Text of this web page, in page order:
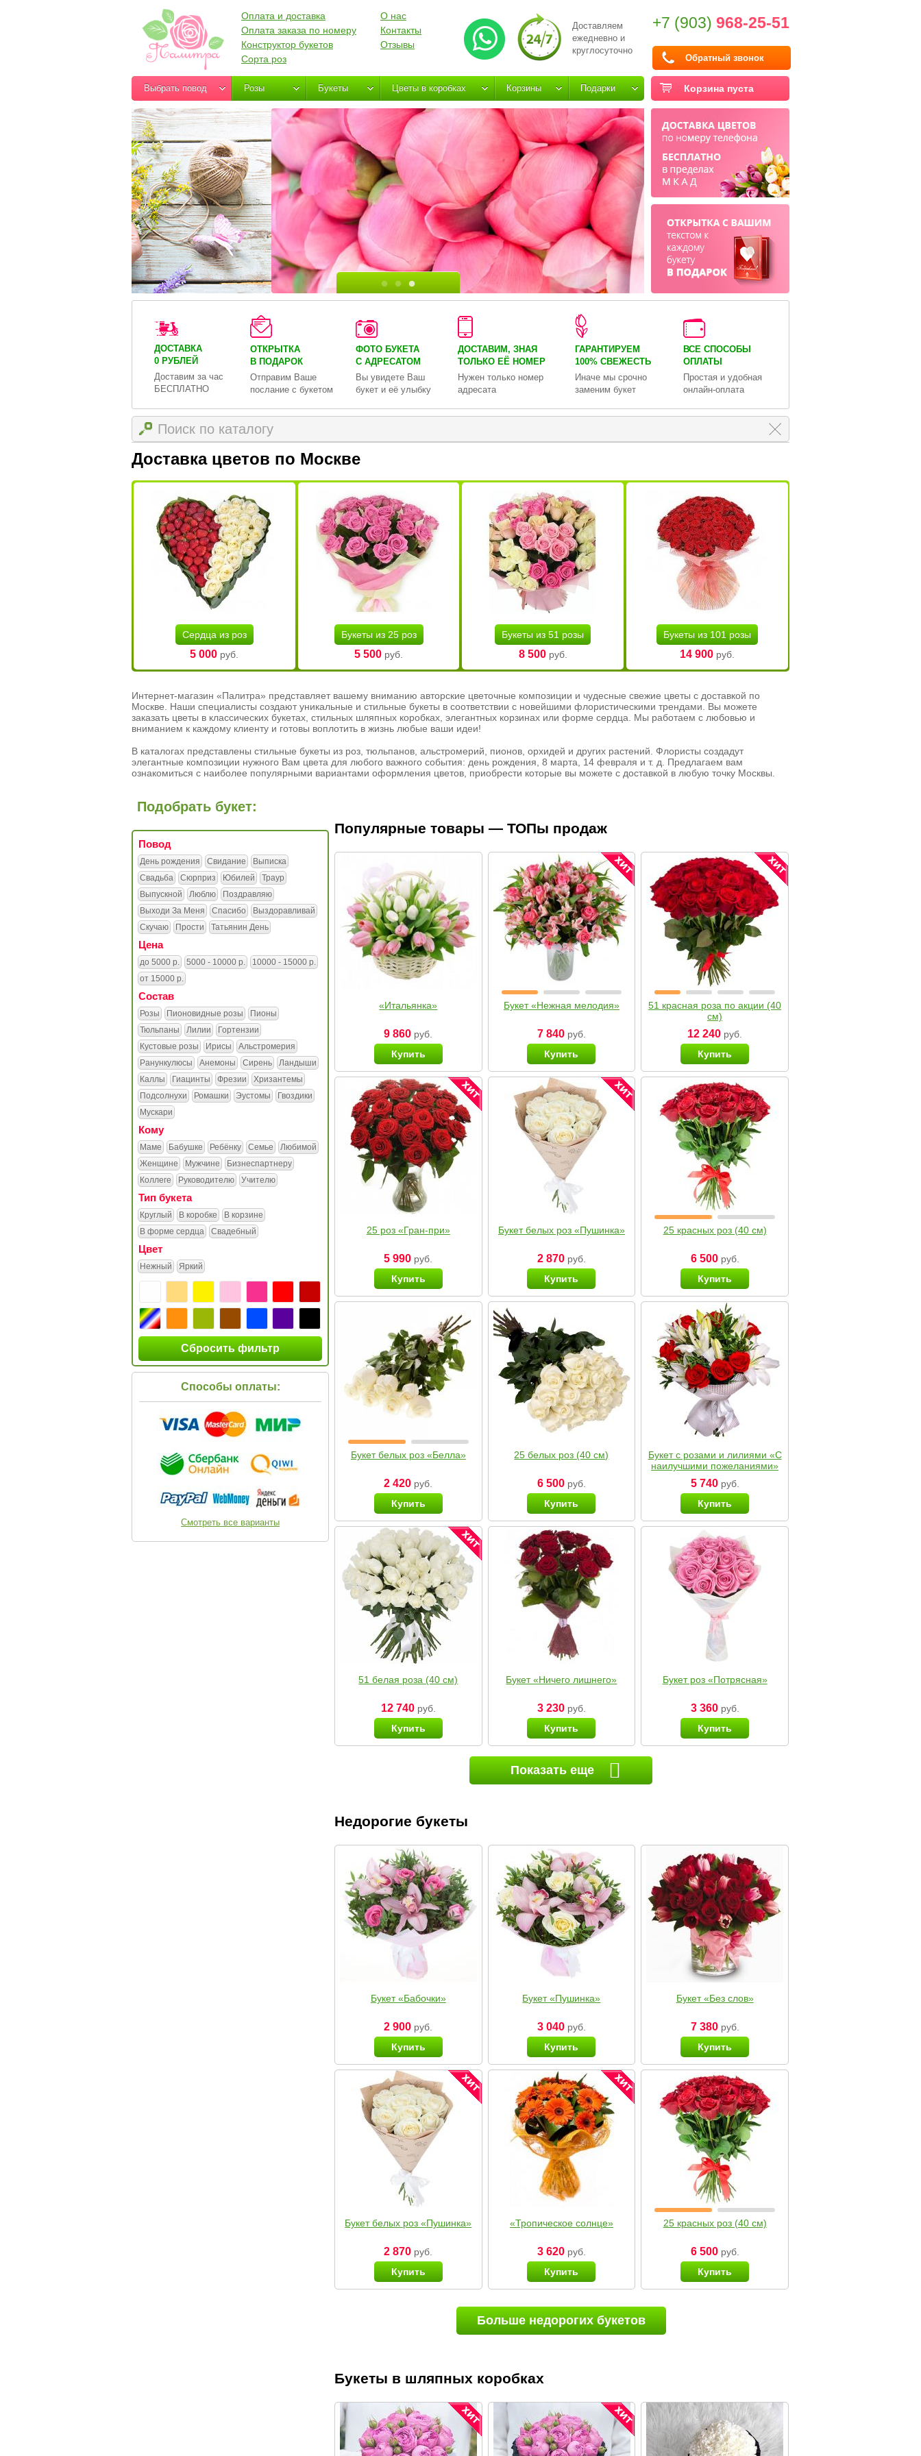
Доставляем
ежедневно и
круглосуточно
+7 (903) 968-25-51
Обратный звонок
Оплата и доставка
Оплата заказа по номеру
Конструктор букетов
Сорта роз
О нас
Контакты
Отзывы
Корзина пуста
Выбрать повод Розы Букеты Цветы в коробках Корзины Подарки
ДОСТАВКА
0 РУБЛЕЙ
Доставим за час
БЕСПЛАТНО
ОТКРЫТКА
В ПОДАРОК
Отправим Ваше
послание с букетом
ФОТО БУКЕТА
С АДРЕСАТОМ
Вы увидете Ваш
букет и её улыбку
ДОСТАВИМ, ЗНАЯ
ТОЛЬКО ЕЁ НОМЕР
Нужен только номер
адресата
ГАРАНТИРУЕМ
100% СВЕЖЕСТЬ
Иначе мы срочно
заменим букет
ВСЕ СПОСОБЫ
ОПЛАТЫ
Простая и удобная
онлайн-оплата
Доставка цветов по Москве
Сердца из роз
5 000 руб.
Букеты из 25 роз
5 500 руб.
Букеты из 51 розы
8 500руб.
Букеты из 101 розы
14 900руб.
Интернет-магазин «Палитра» представляет вашему вниманию авторские цветочные композиции и чудесные свежие цветы с доставкой по
Москве. Наши специалисты создают уникальные и стильные букеты в соответствии с новейшими флористическими трендами. Вы можете
заказать цветы в классических букетах, стильных шляпных коробках, элегантных корзинах или форме сердца. Мы работаем с любовью и
вниманием к каждому клиенту и готовы воплотить в жизнь любые ваши идеи!
В каталогах представлены стильные букеты из роз, тюльпанов, альстромерий, пионов, орхидей и других растений. Флористы создадут
элегантные композиции нужного Вам цвета для любого важного события: день рождения, 8 марта, 14 февраля и т. д. Предлагаем вам
ознакомиться с наиболее популярными вариантами оформления цветов, приобрести которые вы можете с доставкой в любую точку Москвы.
Подобрать букет:
Повод
День рождения Свидание
Выписка
Свадьба
Сюрприз Юбилей
Траур
Выпускной
Люблю
Поздравляю
Выходи За Меня
Спасибо
Выздоравливай
Скучаю
Прости Татьянин День
Цена
до 5000 р. 5000 - 10000 р.
10000 - 15000 р.
от 15000 р.
Состав
Розы Пионовидные розы
Пионы
Тюльпаны
Лилии
Гортензии
Кустовые розы
Ирисы
Альстромерия
Ранункулюсы
Анемоны Сирень
Ландыши
Каллы
Гиацинты Фрезии
Хризантемы
Подсолнухи
Ромашки Эустомы
Гвоздики
Мускари
Кому
Маме Бабушке Ребёнку Семье
Любимой
Женщине
Мужчине
Бизнеспартнеру
Коллеге
Руководителю Учителю
Тип букета
Круглый В коробке
В корзине
В форме сердца
Свадебный
Цвет
Нежный Яркий
Сбросить фильтр
Способы оплаты:
Смотреть все варианты
Популярные товары — ТОПы продаж
«Итальянка»
9 860 руб.
Купить
Букет «Нежная мелодия»
7 840руб.
Купить
51 красная роза по акции (40
см)
12 240 руб.
Купить
25 роз «Гран-при»
5 990 руб.
Купить
Букет белых роз «Пушинка»
2 870руб.
Купить
25 красных роз (40 см)
6 500руб.
Купить
Букет белых роз «Белла»
2 420 руб.
Купить
25 белых роз (40 см)
6 500руб.
Купить
Букет с розами и лилиями «С
наилучшими пожеланиями»
5 740руб.
Купить
51 белая роза (40 см)
12 740руб.
Купить
Букет «Ничего лишнего»
3 230руб.
Купить
Букет роз «Потрясная»
3 360руб.
Купить
Показать еще
Недорогие букеты
Букет «Бабочки»
2 900 руб.
Купить
Букет «Пушинка»
3 040руб.
Купить
Букет «Без слов»
7 380руб.
Купить
Букет белых роз «Пушинка»
2 870 руб.
Купить
«Тропическое солнце»
3 620руб.
Купить
25 красных роз (40 см)
6 500руб.
Купить
Больше недорогих букетов
Букеты в шляпных коробках